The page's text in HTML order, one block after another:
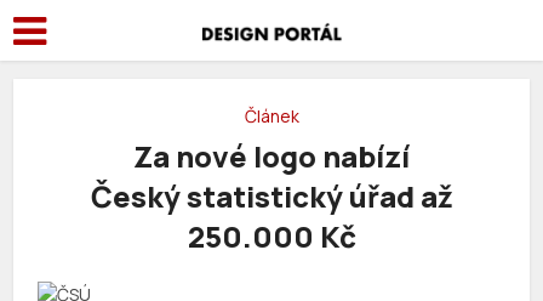
Článek
Za nové logo nabízí
Český statistický úřad až
250.000 Kč